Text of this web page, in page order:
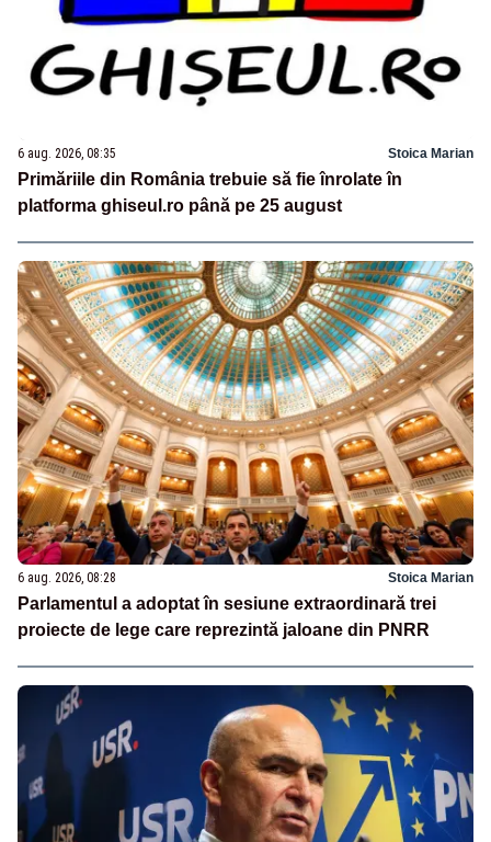
6 aug. 2026, 08:35 Stoica Marian
Primăriile din România trebuie să fie înrolate în
platforma ghiseul.ro până pe 25 august
6 aug. 2026, 08:28 Stoica Marian
Parlamentul a adoptat în sesiune extraordinară trei
proiecte de lege care reprezintă jaloane din PNRR